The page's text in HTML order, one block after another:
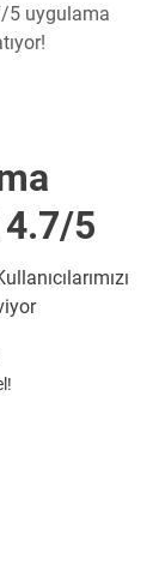
5 uygulama
5